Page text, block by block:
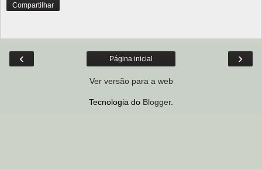
Compartilhar
‹ ›
Página inicial
Ver versão para a web
Tecnologia do Blogger.